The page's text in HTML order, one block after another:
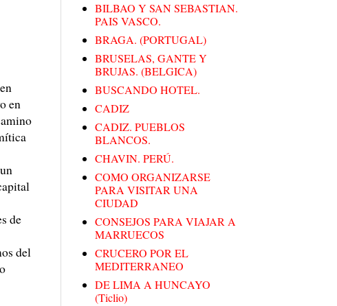
en
de
del
o
BILBAO Y SAN SEBASTIAN.
PAIS VASCO.
BRAGA. (PORTUGAL)
BRUSELAS, GANTE Y
BRUJAS. (BELGICA)
BUSCANDO HOTEL.
CADIZ
CADIZ. PUEBLOS
BLANCOS.
CHAVIN. PERÚ.
COMO ORGANIZARSE
PARA VISITAR UNA
CIUDAD
CONSEJOS PARA VIAJAR A
MARRUECOS
CRUCERO POR EL
MEDITERRANEO
DE LIMA A HUNCAYO
(Ticlio)